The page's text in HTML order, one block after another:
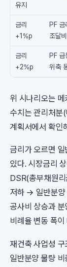
유지
금리
+1%p
PF 금
조달
금리
+2%p
PF 급
위축
위 시나리오는
수치는 관리처분
계획서에서 확인
금리가 오르면
있다. 시장금리
DSR(총부채원
저하 → 일반분양
공사비 상승과
비례율 변동 폭
재건축 사업성
일반분양 물량